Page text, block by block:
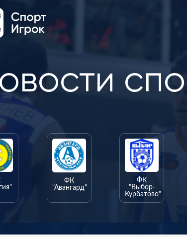
ФК
"Авангард"
ФК
"Выбор-
Курбатово"